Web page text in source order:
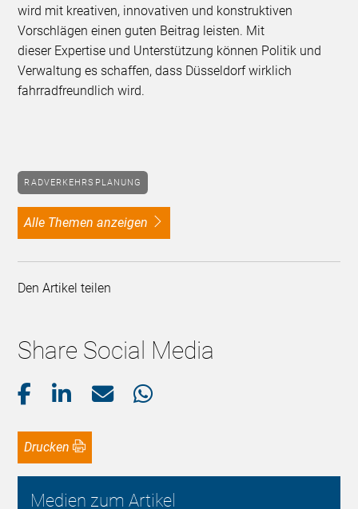
wird mit kreativen, innovativen und konstruktiven
Vorschlägen einen guten Beitrag leisten. Mit
dieser Expertise und Unterstützung können Politik und
Verwaltung es schaffen, dass Düsseldorf wirklich
fahrradfreundlich wird.
RADVERKEHRSPLANUNG
alle Themen anzeigen
Den Artikel teilen
Share Social Media
Drucken
Medien zum Artikel